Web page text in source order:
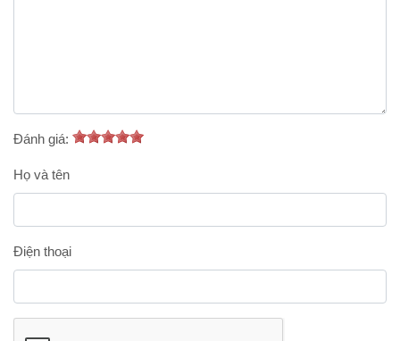
Đánh giá:
Họ và tên
Điện thoại